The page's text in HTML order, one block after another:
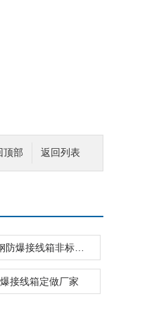
返回列表
顶部
接线箱定做厂家